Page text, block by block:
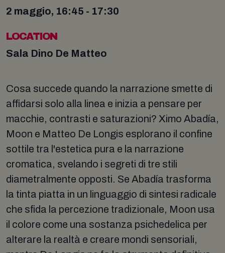
2 maggio, 16:45 - 17:30
LOCATION
Sala Dino De Matteo
Cosa succede quando la narrazione smette di
affidarsi solo alla linea e inizia a pensare per
macchie, contrasti e saturazioni? Ximo Abadía,
Moon e Matteo De Longis esplorano il confine
sottile tra l'estetica pura e la narrazione
cromatica, svelando i segreti di tre stili
diametralmente opposti. Se Abadía trasforma
la tinta piatta in un linguaggio di sintesi radicale
che sfida la percezione tradizionale, Moon usa
il colore come una sostanza psichedelica per
alterare la realtà e creare mondi sensoriali,